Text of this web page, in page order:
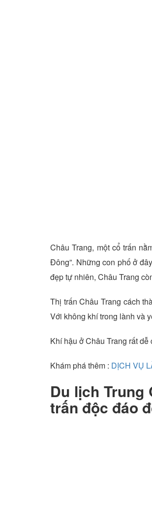
Châu Trang, một cổ trấn
Đông”. Những con phố ở
đẹp tự nhiên, Châu Trang
Thị trấn Châu Trang cách
Với không khí trong lành và
Khí hậu ở Châu Trang rất
Khám phá thêm : DỊCH VỤ
Du lịch Trung
trấn độc đáo